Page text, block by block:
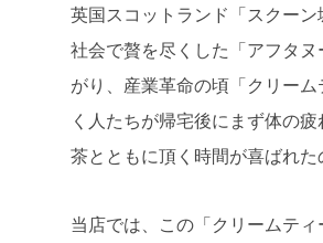
英国スコットランド「スクー
社会で贅を尽くした「アフタ
がり、産業革命の頃「クリー
く人たちが帰宅後にまず体の
茶とともに頂く時間が喜ばれた
当店では、この「クリームテ